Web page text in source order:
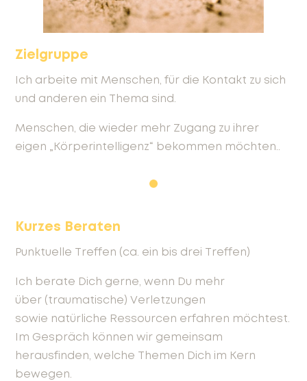
Zielgruppe
Ich arbeite mit Menschen, für die Kontakt zu sich
und anderen ein Thema sind.
Menschen, die wieder mehr Zugang zu ihrer
eigen „Körperintelligenz“ bekommen möchten..
Kurzes Beraten
Punktuelle Treffen (ca. ein bis drei Treffen)
Ich berate Dich gerne, wenn Du mehr
über (traumatische) Verletzungen
sowie natürliche Ressourcen erfahren möchtest.
Im Gespräch können wir gemeinsam
herausfinden, welche Themen Dich im Kern
bewegen.